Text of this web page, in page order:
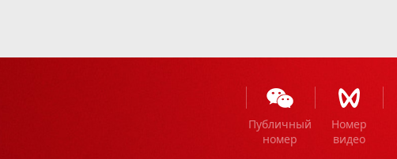
Публичный
номер
Номер
видео